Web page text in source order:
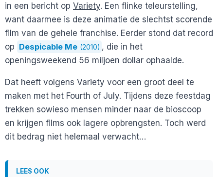
in een bericht op Variety. Een flinke teleurstelling,
want daarmee is deze animatie de slechtst scorende
film van de gehele franchise. Eerder stond dat record
op Despicable Me (2010) , die in het
openingsweekend 56 miljoen dollar ophaalde.
Dat heeft volgens Variety voor een groot deel te
maken met het Fourth of July. Tijdens deze feestdag
trekken sowieso mensen minder naar de bioscoop
en krijgen films ook lagere opbrengsten. Toch werd
dit bedrag niet helemaal verwacht…
LEES OOK